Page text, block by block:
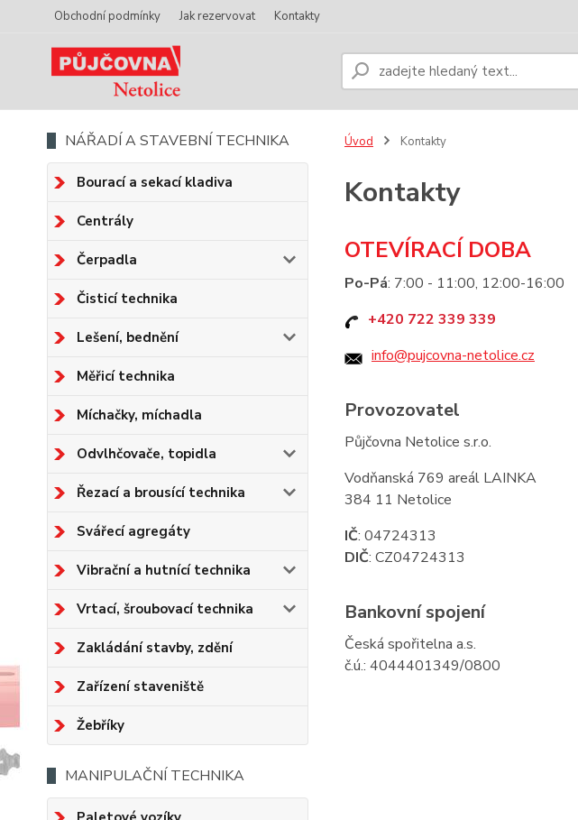
Obchodní podmínky Jak rezervovat Kontakty
NÁŘADÍ A STAVEBNÍ TECHNIKA
Bourací a sekací kladiva
Centrály
Čerpadla
Čisticí technika
Lešení, bednění
Měřicí technika
Míchačky, míchadla
Odvlhčovače, topidla
Řezací a brousící technika
Svářecí agregáty
Vibrační a hutnící technika
Vrtací, šroubovací technika
Zakládání stavby, zdění
Zařízení staveniště
Žebříky
MANIPULAČNÍ TECHNIKA
Úvod Kontakty
Kontakty
OTEVÍRACÍ DOBA
Po-Pá: 7:00 - 11:00, 12:00-16:00
+420 722 339 339
info@pujcovna-netolice.cz
Provozovatel
Půjčovna Netolice s.r.o.
Vodňanská 769 areál LAINKA
384 11 Netolice
IČ: 04724313
DIČ: CZ04724313
Bankovní spojení
Česká spořitelna a.s.
č.ú.: 4044401349/0800